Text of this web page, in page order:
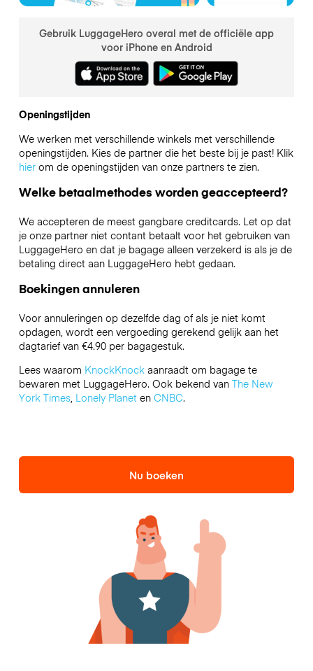
Gebruik LuggageHero overal met de officiële app
voor iPhone en Android
Openingstijden
We werken met verschillende winkels met verschillende
openingstijden. Kies de partner die het beste bij je past! Klik
hierom de openingstijden van onze partners te zien.
Welke betaalmethodes worden geaccepteerd?
We accepteren de meest gangbare creditcards. Let op dat
je onze partner niet contant betaalt voor het gebruiken van
LuggageHero en dat je bagage alleen verzekerd is als je de
betaling direct aan LuggageHero hebt gedaan.
Boekingen annuleren
Voor annuleringen op dezelfde dag of als je niet komt
opdagen, wordt een vergoeding gerekend gelijk aan het
dagtarief van €4.90 per bagagestuk.
Lees waarom KnockKnockaanraadt om bagage te
bewaren met LuggageHero. Ook bekend van The New
York Times, Lonely Planeten CNBC.
Nu boeken